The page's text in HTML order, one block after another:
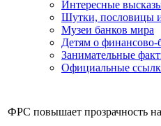
Интересные
Шутки, пословицы
Музеи банков мира
Детям о финансово-
Занимательные
Официальные
ФРС повышает прозрачность